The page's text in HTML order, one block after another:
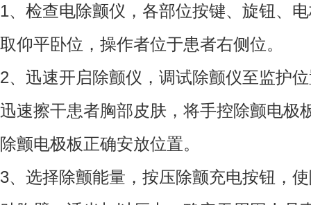
1、检查电除颤仪，各部位按键、旋钮、
取仰平卧位，操作者位于患者右侧位。
2、迅速开启除颤仪，调试除颤仪至监护
迅速擦干患者胸部皮肤，将手控除颤电极
除颤电极板正确安放位置。
3、选择除颤能量，按压除颤充电按钮，